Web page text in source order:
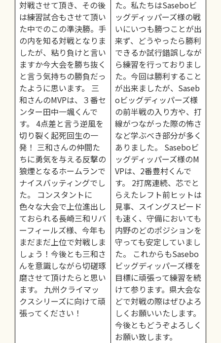
対戦させて頂き、その後
は練習試合もさせて頂い
た中でのこの準決勝。手
の内を知る対戦となりま
したが、粘り負けと言い
ますか今大会を勝ち抜く
と言う気持ちの勝負だっ
たように思います。 三
和さんのMVPは、３番セ
ンター田中一颯くんで
す。 4点差と言う逆風を
切り裂く起死回生の一
発！ 三和さんの仲間た
ちに勇気を与える反撃の
狼煙となるホームランで
ナイスバッティングでし
た。 コンスタントに
色々な大会で上位進出し
ておられる長崎三和リバ
ーフィールズ様、今年も
まだまだ上位で対戦しま
しょう！今後とも三和さ
んを意識しながら切磋琢
磨させて頂けたらと思い
ます。 九州クライマッ
クスシリーズに向けて頑
張ってください！
た。私たちはSaseboビ
ッグディッパーズ様の戦
いにいつも勝つことが出
来ず、どうやったら勝利
できるか試行錯誤しなが
ら練習を行っておりまし
た。今回は勝利すること
が出来ましたが、Saseb
oビッグディッパーズ様
の前半戦の入り方や、打
線がつながった際の怖さ
など学ぶべき部分が多く
ありました。 Saseboビ
ッグディッパーズ様のM
VPは、2番豊村くんで
す。 2打席連続、芯でと
らえたレフト前ヒットは
見事、スイングスピード
も速く、守備においても
内野のどのポジションを
守っても安定していまし
た。 これからもSasebo
ビッグディッパーズ様を
目標に頑張って練習を続
けて参ります。県大会な
どで対戦の際はぜひよろ
しくお願いいたします。
今後ともどうぞよろしく
お願い致します。